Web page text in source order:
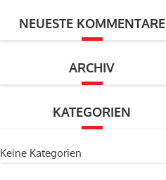
NEUESTE KOMMENTARE
ARCHIV
KATEGORIEN
Keine Kategorien